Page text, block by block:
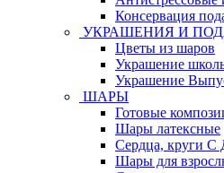
Консервация
УКРАШЕНИЯ И
Цветы из шаров
Украшение
Украшение
ШАРЫ
Готовые
Шары латексные
Сердца, круги С
Шары для